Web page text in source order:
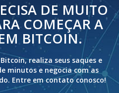
DE MUITO
COMEÇAR A
BITCOIN.
realiza seus saques e
minutos e negocia com as
Entre em contato conosco!